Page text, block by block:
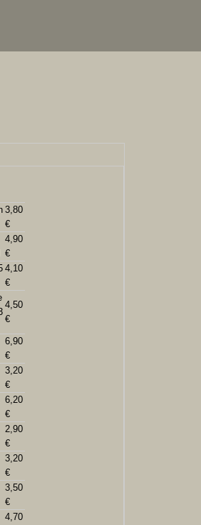
3,80
€
4,90
€
4,10
€
4,50
€
6,90
€
3,20
€
6,20
€
2,90
€
3,20
€
3,50
€
4,70